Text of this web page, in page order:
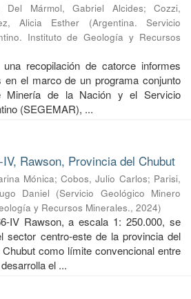
Del Mármol, Gabriel Alcides;Cozzi,
Alicia Esther (Argentina. Servicio
Instituto de Geología y Recursos
recopilación de catorce informes
en el marco de un programa conjunto
Minería de la Nación y el Servicio
(SEGEMAR), ...
Rawson, Provincia del Chubut
Mónica;Cobos, Julio Carlos; Parisi,
Daniel (Servicio Geológico Minero
y Recursos Minerales., 2024)
IV Rawson, a escala 1: 250.000, se
sector centro-este de la provincia del
como límite convencional entre
el ...